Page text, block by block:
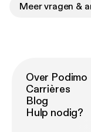
Meer vragen &
Over Podimo
Carrières
Blog
Hulp nodig?